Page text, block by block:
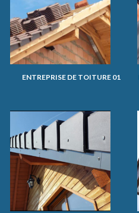
ENTREPRISE DE TOITURE 01